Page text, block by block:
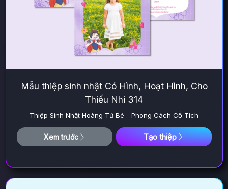
Mẫu thiệp sinh nhật Có Hình, Hoạt Hình, Cho
Thiếu Nhi 314
Thiệp Sinh Nhật Hoàng Tử Bé - Phong Cách Cổ Tích
Xem trước Tạo thiệp